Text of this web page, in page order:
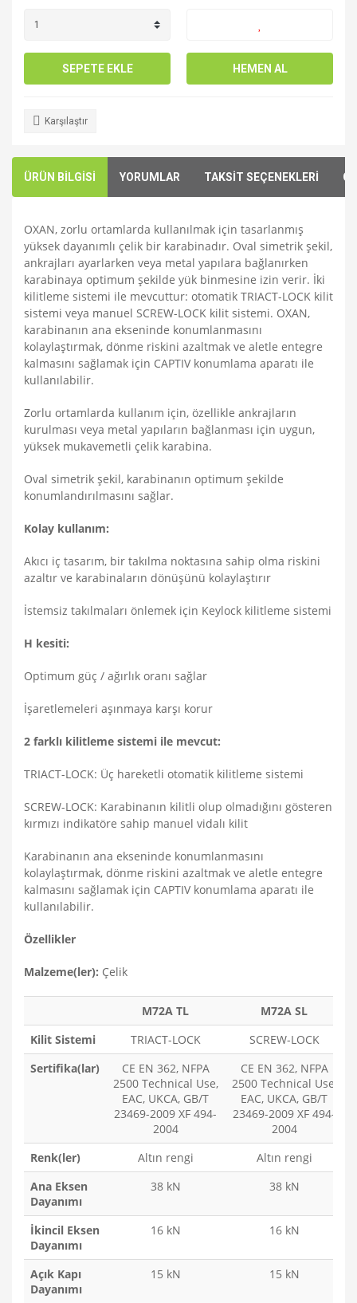
SEPETE EKLE HEMEN AL
Karşılaştır
ÜRÜN BİLGİSİ YORUMLAR TAKSİT SEÇENEKLERİ
OXAN, zorlu ortamlarda kullanılmak için tasarlanmış
yüksek dayanımlı çelik bir karabinadır. Oval simetrik şekil,
ankrajları ayarlarken veya metal yapılara bağlanırken
karabinaya optimum şekilde yük binmesine izin verir. İki
kilitleme sistemi ile mevcuttur: otomatik TRIACT-LOCK kilit
sistemi veya manuel SCREW-LOCK kilit sistemi. OXAN,
karabinanın ana ekseninde konumlanmasını
kolaylaştırmak, dönme riskini azaltmak ve aletle entegre
kalmasını sağlamak için CAPTIV konumlama aparatı ile
kullanılabilir.
Zorlu ortamlarda kullanım için, özellikle ankrajların
kurulması veya metal yapıların bağlanması için uygun,
yüksek mukavemetli çelik karabina.
Oval simetrik şekil, karabinanın optimum şekilde
konumlandırılmasını sağlar.
Kolay kullanım:
Akıcı iç tasarım, bir takılma noktasına sahip olma riskini
azaltır ve karabinaların dönüşünü kolaylaştırır
İstemsiz takılmaları önlemek için Keylock kilitleme sistemi
H kesiti:
Optimum güç / ağırlık oranı sağlar
İşaretlemeleri aşınmaya karşı korur
2 farklı kilitleme sistemi ile mevcut:
TRIACT-LOCK: Üç hareketli otomatik kilitleme sistemi
SCREW-LOCK: Karabinanın kilitli olup olmadığını gösteren
kırmızı indikatöre sahip manuel vidalı kilit
Karabinanın ana ekseninde konumlanmasını
kolaylaştırmak, dönme riskini azaltmak ve aletle entegre
kalmasını sağlamak için CAPTIV konumlama aparatı ile
kullanılabilir.
Özellikler
Malzeme(ler): Çelik
M72A TL
M72A SL
Kilit Sistemi
TRIACT-LOCK
SCREW-LOCK
Sertifika(lar)
CE EN 362, NFPA
2500 Technical Use,
EAC, UKCA, GB/T
23469-2009 XF 494-
2004
CE EN 362, NFPA
2500 Technical Use,
EAC, UKCA, GB/T
23469-2009 XF 494-
2004
Renk(ler) Altın rengi
Altın rengi
Ana Eksen
Dayanımı
38 kN 38 kN
İkincil Eksen
Dayanımı
16 kN 16 kN
Açık Kapı
Dayanımı
15 kN 15 kN